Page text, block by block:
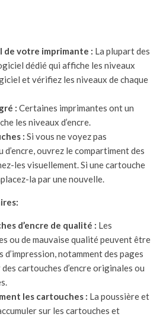
de votre imprimante : La plupart des
dédié qui affiche les niveaux
et vérifiez les niveaux de chaque
: Certaines imprimantes ont un
les niveaux d’encre.
: Si vous ne voyez pas
d’encre, ouvrez le compartiment des
les visuellement. Si une cartouche
la par une nouvelle.
d’encre de qualité : Les
ou de mauvaise qualité peuvent être
d’impression, notamment des pages
cartouches d’encre originales ou
les cartouches : La poussière et
sur les cartouches et